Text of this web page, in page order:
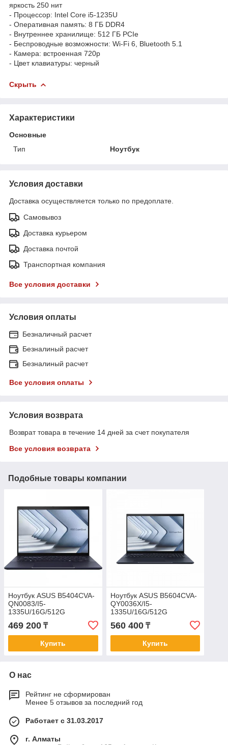
яркость 250 нит
- Процессор: Intel Core i5-1235U
- Оперативная память: 8 ГБ DDR4
- Внутреннее хранилище: 512 ГБ PCIe
- Беспроводные возможности: Wi-Fi 6, Bluetooth 5.1
- Камера: встроенная 720p
- Цвет клавиатуры: черный
Скрыть
Характеристики
Основные
Тип
Ноутбук
Условия доставки
Доставка осуществляется только по предоплате.
Самовывоз
Доставка курьером
Доставка почтой
Транспортная компания
Все условия доставки
Условия оплаты
Безналичный расчет
Безналиный расчет
Безналиный расчет
Все условия оплаты
Условия возврата
Возврат товара в течение 14 дней за счет покупателя
Все условия возврата
Подобные товары компании
Ноутбук ASUS B5404CVA-
QN0083/I5-
1335U/16G/512G
PCIE/14quot; WQXGA
16:10 500nt(HDR) IPS/Iris
X?/DOS/2yw/Bl kbd
469 200 ₸
Купить
Ноутбук ASUS B5604CVA-
QY0036X/I5-
1335U/16G/512G
PCIE/16quot; WQXGA
16:10 500nt IPS/Iris
X?/W11P/2yw/Bl kbd
560 400₸
Купить
О нас
Рейтинг не сформирован
Менее 5 отзывов за последний год
Работает с 31.03.2017
г. Алматы